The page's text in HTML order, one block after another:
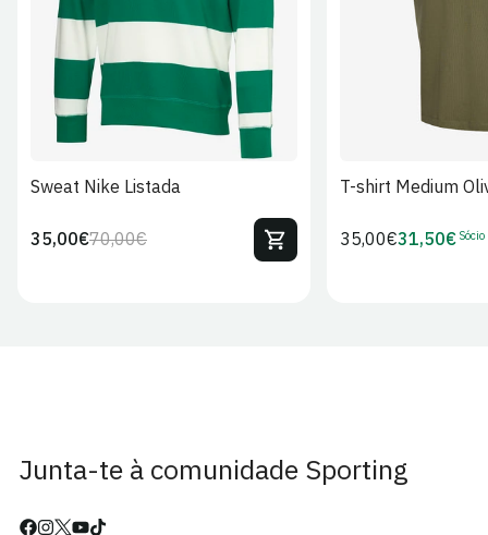
Sweat Nike Listada
Preço
70,00€Preço
35,00€
T-shirt Medium
Preço
35,00€Preço
31,50€ Sócio
Junta-te à comunidade Sporting